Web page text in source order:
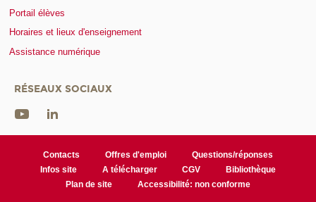
Portail élèves
Horaires et lieux d'enseignement
Assistance numérique
RÉSEAUX SOCIAUX
Contacts Offres d'emploi
Questions/réponses
Infos site
A télécharger CGV
Bibliothèque
Plan de site
Accessibilité: non conforme